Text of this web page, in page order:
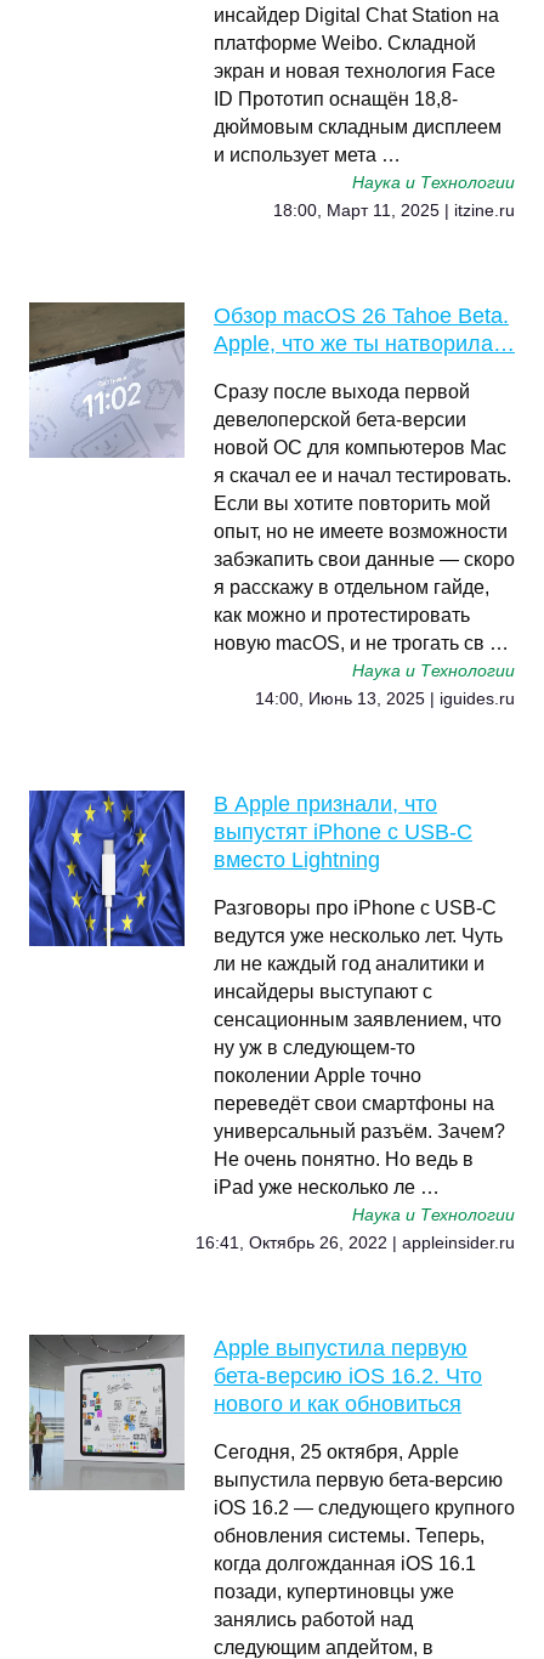
инсайдер Digital Chat Station на
платформе Weibo. Складной
экран и новая технология Face
ID Прототип оснащён 18,8-
дюймовым складным дисплеем
и использует мета …
Наука и Технологии
18:00, Март 11, 2025 | itzine.ru
Обзор macOS 26 Tahoe Beta.
Apple, что же ты натворила…
Сразу после выхода первой
девелоперской бета-версии
новой ОС для компьютеров Mac
я скачал ее и начал тестировать.
Если вы хотите повторить мой
опыт, но не имеете возможности
забэкапить свои данные — скоро
я расскажу в отдельном гайде,
как можно и протестировать
новую macOS, и не трогать св …
Наука и Технологии
14:00, Июнь 13, 2025 | iguides.ru
В Apple признали, что
выпустят iPhone с USB-C
вместо Lightning
Разговоры про iPhone с USB-C
ведутся уже несколько лет. Чуть
ли не каждый год аналитики и
инсайдеры выступают с
сенсационным заявлением, что
ну уж в следующем-то
поколении Apple точно
переведёт свои смартфоны на
универсальный разъём. Зачем?
Не очень понятно. Но ведь в
iPad уже несколько ле …
Наука и Технологии
16:41, Октябрь 26, 2022 | appleinsider.ru
Apple выпустила первую
бета-версию iOS 16.2. Что
нового и как обновиться
Сегодня, 25 октября, Apple
выпустила первую бета-версию
iOS 16.2 — следующего крупного
обновления системы. Теперь,
когда долгожданная iOS 16.1
позади, купертиновцы уже
занялись работой над
следующим апдейтом, в